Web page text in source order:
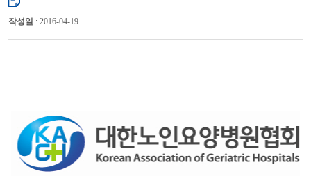
있는 ...
작성일 : 2016-04-19